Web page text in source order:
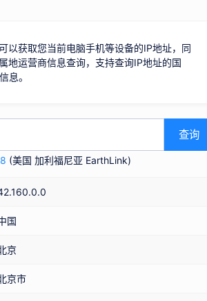
以获取您当前电脑手机等设备的IP地址，同
地运营商信息查询，支持查询IP地址的国
息。
查询
(美国 加利福尼亚 EarthLink)
国
京
京市